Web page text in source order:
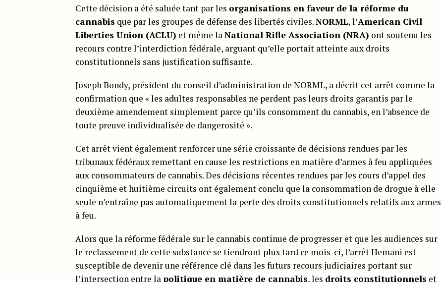
Cette décision a été saluée tant par les organisations en faveur de la réforme du
cannabis que par les groupes de défense des libertés civiles.NORML, l’American Civil
Liberties Union (ACLU) et même la National Rifle Association (NRA) ont soutenu les
recours contre l’interdiction fédérale, arguant qu’elle portait atteinte aux droits
constitutionnels sans justification suffisante.
Joseph Bondy, président du conseil d’administration de NORML, a décrit cet arrêt comme la
confirmation que « les adultes responsables ne perdent pas leurs droits garantis par le
deuxième amendement simplement parce qu’ils consomment du cannabis, en l’absence de
toute preuve individualisée de dangerosité ».
Cet arrêt vient également renforcer une série croissante de décisions rendues par les
tribunaux fédéraux remettant en cause les restrictions en matière d’armes à feu appliquées
aux consommateurs de cannabis. Des décisions récentes rendues par les cours d’appel des
cinquième et huitième circuits ont également conclu que la consommation de drogue à elle
seule n’entraîne pas automatiquement la perte des droits constitutionnels relatifs aux armes
à feu.
Alors que la réforme fédérale sur le cannabis continue de progresser et que les audiences sur
le reclassement de cette substance se tiendront plus tard ce mois-ci, l’arrêt Hemani est
susceptible de devenir une référence clé dans les futurs recours judiciaires portant sur
l’intersection entre la politique en matière de cannabis, les droits constitutionnels et